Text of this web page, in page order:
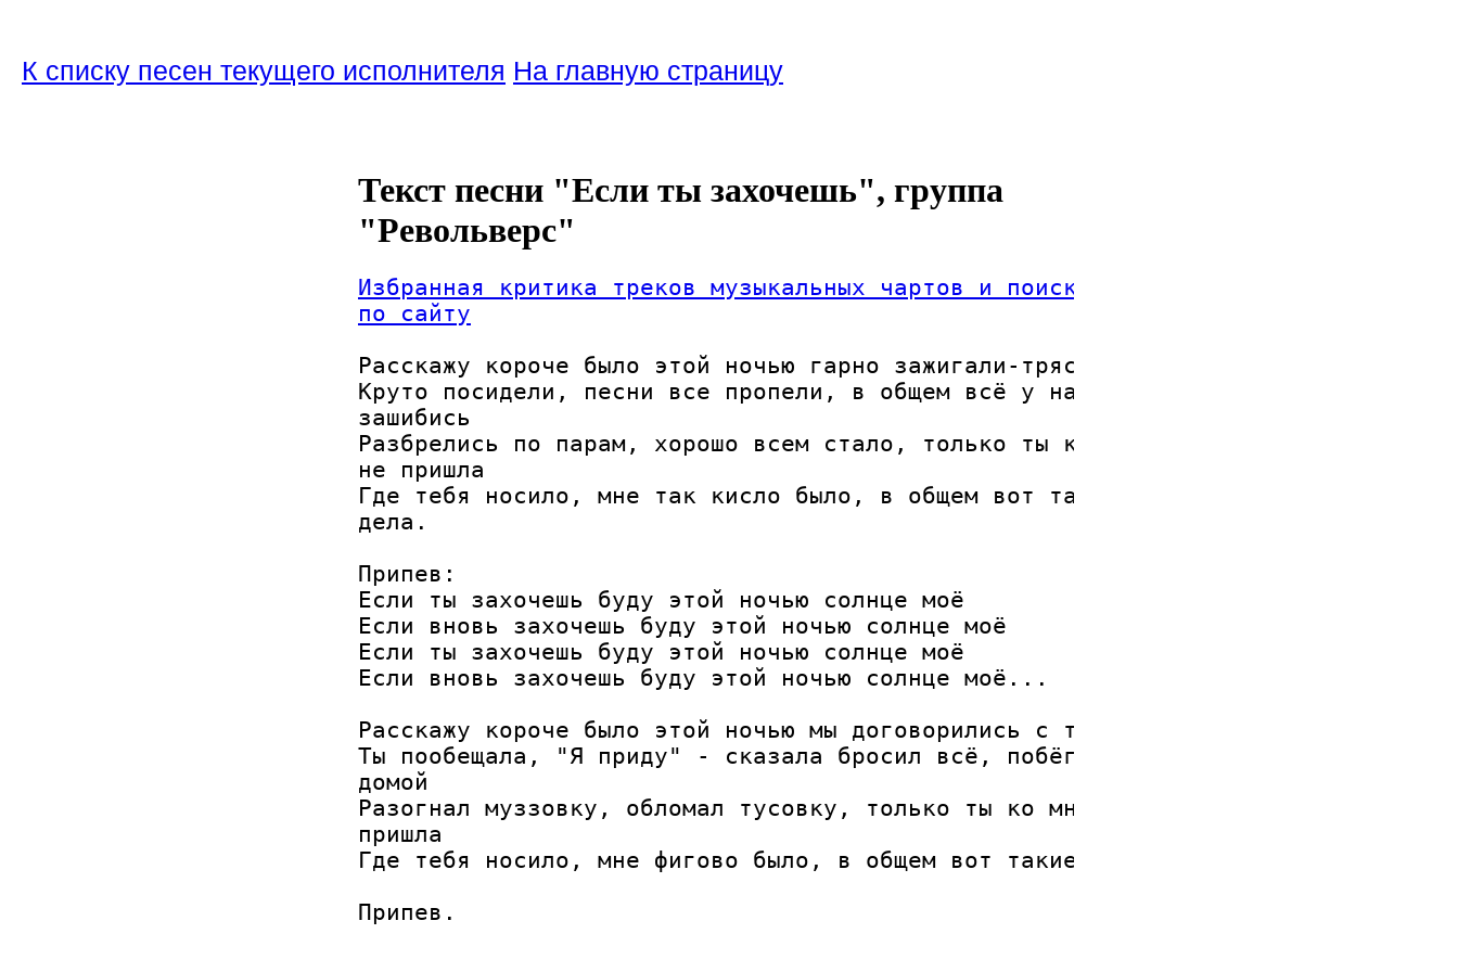
К списку песен текущего исполнителя На главную страницу
Текст песни "Если ты захочешь", группа
"Револьверс"
Избранная критика треков музыкальных чартов и поиск
по сайту
Расскажу короче было этой ночью гарно зажигали-тряслись
Круто посидели, песни все пропели, в общем всё у нас
зашибись
Разбрелись по парам, хорошо всем стало, только ты ко мне
не пришла
Где тебя носило, мне так кисло было, в общем вот такие
дела.
Припев:
Если ты захочешь буду этой ночью солнце моё
Если вновь захочешь буду этой ночью солнце моё
Если ты захочешь буду этой ночью солнце моё
Если вновь захочешь буду этой ночью солнце моё...
Расскажу короче было этой ночью мы договорились с тобой
Ты пообещала, "Я приду" - сказала бросил всё, побёг я
домой
Разогнал муззовку, обломал тусовку, только ты ко мне не
пришла
Где тебя носило, мне фигово было, в общем вот такие дела.